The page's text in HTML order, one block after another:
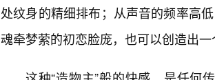
处纹身的精细排布；从声音的频率高
魂牵梦萦的初恋脸庞，也可以创造出